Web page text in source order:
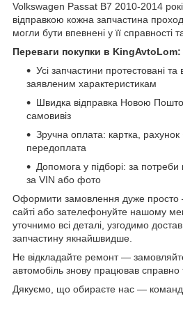
Volkswagen Passat B7 2010-2014
відправкою кожна запчастина
могли бути впевнені у її справності
Переваги покупки в KingAvtoLom:
Усі запчастини протестовані та
заявленим характеристикам
Швидка відправка Новою
самовивіз
Зручна оплата: картка,
передоплата
Допомога у підборі: за потреби
за VIN або фото
Оформити замовлення дуже просто
сайті або зателефонуйте нашому
уточнимо всі деталі, узгодимо
запчастину якнайшвидше.
Не відкладайте ремонт —
автомобіль знову працював справно
Дякуємо, що обираєте нас —